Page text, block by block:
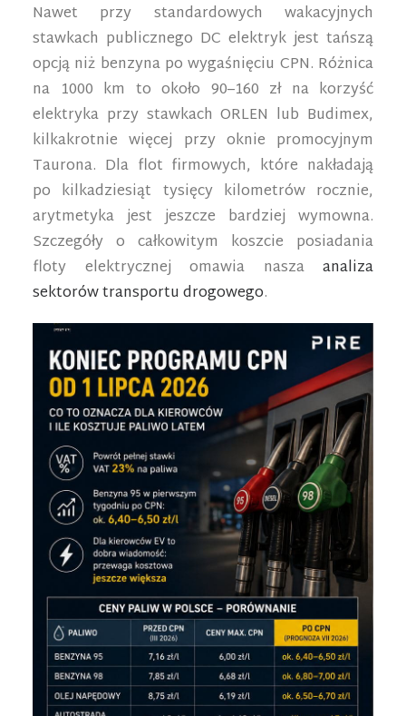
Nawet przy standardowych wakacyjnych
stawkach publicznego DC elektryk jest tańszą
opcją niż benzyna po wygaśnięciu CPN. Różnica
na 1000 km to około 90–160 zł na korzyść
elektryka przy stawkach ORLEN lub Budimex,
kilkakrotnie więcej przy oknie promocyjnym
Taurona. Dla flot firmowych, które nakładają
po kilkadziesiąt tysięcy kilometrów rocznie,
arytmetyka jest jeszcze bardziej wymowna.
Szczegóły o całkowitym koszcie posiadania
floty elektrycznej omawia nasza analiza
sektorów transportu drogowego.